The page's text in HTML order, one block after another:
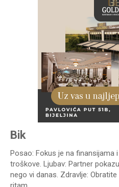
Bik
Posao: Fokus je na finansijama
troškove. Ljubav: Partner
nego vi danas. Zdravlje: